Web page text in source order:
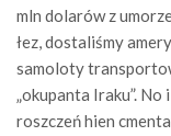
mln dolarów z
łez, dostaliśmy
samoloty
„okupanta Iraku”.
roszczeń hien